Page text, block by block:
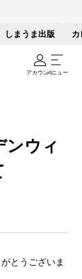
しまうま出版 カ
アカウントメニュー
ンウィ
とうございま